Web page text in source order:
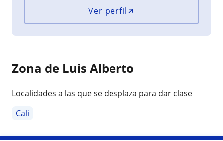
Ver perfil
Zona de Luis Alberto
Localidades a las que se desplaza para dar clase
Cali